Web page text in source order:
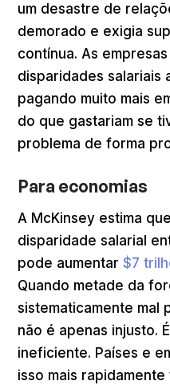
um desastre de
demorado e exigia
contínua. As
disparidades salariais
pagando muito mais
do que gastariam se
problema de forma
Para economias
A McKinsey estima
disparidade salarial
pode aumentar$7
Quando metade da
sistematicamente mal
não é apenas injusto.
ineficiente. Países e
isso mais